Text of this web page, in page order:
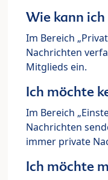
Wie kann
Im Bereich
Nachrichten
Mitglieds ein.
Ich möchte
Im Bereich
Nachrichten
immer private
Ich möchte